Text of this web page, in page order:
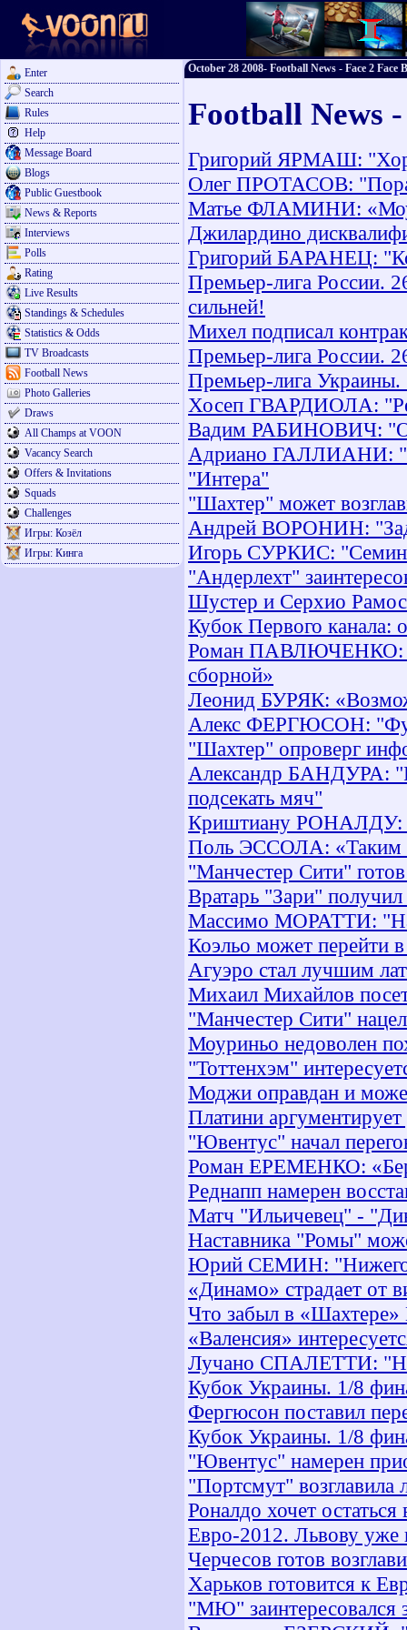
Enter
Search
Rules
Help
Message Board
Blogs
Public Guestbook
News & Reports
Interviews
Polls
Rating
Live Results
Standings & Schedules
Statistics & Odds
TV Broadcasts
Football News
Photo Galleries
Draws
All Champs at VOON
Vacancy Search
Offers & Invitations
Squads
Challenges
Игры: Козёл
Игры: Кинга
October 28 2008- Football News - Face 2 Face
Football News
Григорий ЯРМАШ:
Олег ПРОТАСОВ:
Матье ФЛАМИНИ:
Джилардино
Григорий БАРАНЕЦ:
Премьер-лига России.
сильней!
Михел подписал
Премьер-лига России.
Премьер-лига Украины.
Хосеп ГВАРДИОЛА:
Вадим РАБИНОВИЧ:
Адриано ГАЛЛИАНИ:
"Интера"
"Шахтер" может
Андрей ВОРОНИН:
Игорь СУРКИС: "Семин
"Андерлехт"
Шустер и Серхио
Кубок Первого канала:
Роман ПАВЛЮЧЕНКО:
сборной»
Леонид БУРЯК:
Алекс ФЕРГЮСОН:
"Шахтер" опроверг
Александр БАНДУРА:
подсекать мяч"
Криштиану РОНАЛДУ:
Поль ЭССОЛА: «Таким
"Манчестер Сити"
Вратарь "Зари"
Массимо МОРАТТИ:
Коэльо может перейти
Агуэро стал лучшим
Михаил Михайлов
"Манчестер Сити"
Моуриньо недоволен
"Тоттенхэм"
Моджи оправдан и
Платини
"Ювентус" начал
Роман ЕРЕМЕНКО:
Реднапп намерен
Матч "Ильичевец" -
Наставника "Ромы"
Юрий СЕМИН:
«Динамо» страдает от
Что забыл в
«Валенсия»
Лучано СПАЛЕТТИ:
Кубок Украины. 1/8
Фергюсон поставил
Кубок Украины. 1/8
"Ювентус" намерен
"Портсмут" возглавила
Роналдо хочет остаться
Евро-2012. Львову уже
Черчесов готов
Харьков готовится к
"МЮ" заинтересовался